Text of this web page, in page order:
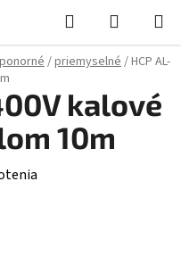
Hľadať
KOŠÍK
/priemyselné/HCP AL-
kalové
10m